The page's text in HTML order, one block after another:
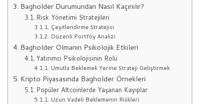
Bagholder Durumundan Nasıl Kaçınılır?
Risk Yönetimi Stratejileri
Çeşitlendirme Stratejisi
Düzenli Portföy Analizi
Bagholder Olmanın Psikolojik Etkileri
Yatırımcı Psikolojisinin Rolü
Umutla Beklemek Yerine Strateji Geliştirmek
Kripto Piyasasında Bagholder Örnekleri
Popüler Altcoinlerde Yaşanan Kayıplar
Uzun Vadeli Beklemenin Riskleri